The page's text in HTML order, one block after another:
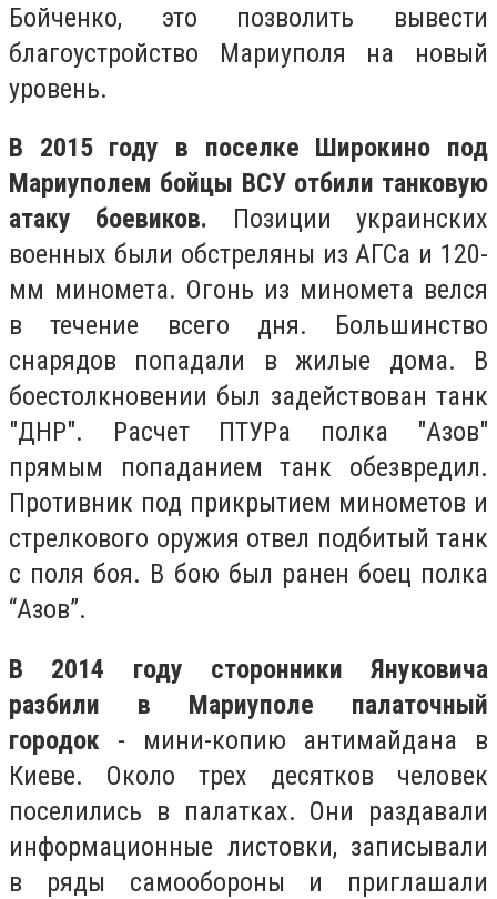
Бойченко, это позволить вывести
благоустройство Мариуполя на новый
уровень.
В 2015 году в поселке Широкино под
Мариуполем бойцы ВСУ отбили танковую
атаку боевиков. Позиции украинских
военных были обстреляны из АГСа и 120-
мм миномета. Огонь из миномета велся
в течение всего дня. Большинство
снарядов попадали в жилые дома. В
боестолкновении был задействован танк
"ДНР". Расчет ПТУРа полка "Азов"
прямым попаданием танк обезвредил.
Противник под прикрытием минометов и
стрелкового оружия отвел подбитый танк
с поля боя. В бою был ранен боец полка
“Азов”.
В 2014 году сторонники Януковича
разбили в Мариуполе палаточный
городок - мини-копию антимайдана в
Киеве. Около трех десятков человек
поселились в палатках. Они раздавали
информационные листовки, записывали
в ряды самообороны и приглашали